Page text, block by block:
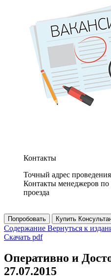
Контакты
Точный адрес
Контакты менеджеров по
проезда
Попробовать Купить
Содержание Вернуться к
Скачать pdf
Оперативно и
27.07.2015